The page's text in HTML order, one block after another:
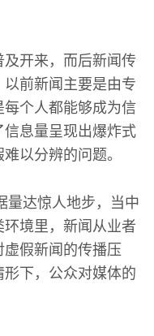
开来，而后新闻传
前新闻主要是由专
个人都能够成为信
息量呈现出爆炸式
以分辨的问题。
量达惊人地步，当中
境里，新闻从业者
假新闻的传播压
下，公众对媒体的